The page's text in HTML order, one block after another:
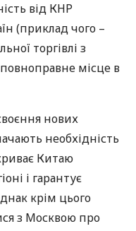
від КНР
(приклад чого –
торгівлі з
місце в
нових
необхідність
Китаю
і гарантує
крім цього
з Москвою про